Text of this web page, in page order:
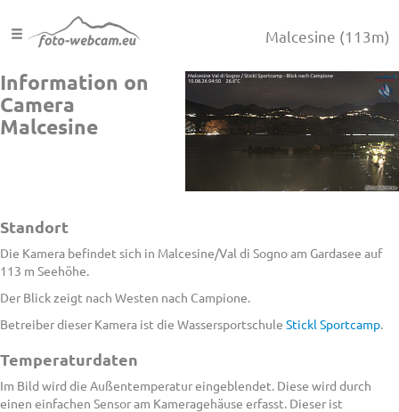
Malcesine (113m)
Information on
Camera
Malcesine
Standort
Die Kamera befindet sich in Malcesine/Val di Sogno am Gardasee auf
113 m Seehöhe.
Der Blick zeigt nach Westen nach Campione.
Betreiber dieser Kamera ist die Wassersportschule Stickl Sportcamp.
Temperaturdaten
Im Bild wird die Außentemperatur eingeblendet. Diese wird durch
einen einfachen Sensor am Kameragehäuse erfasst. Dieser ist